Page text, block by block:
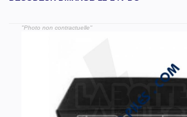
"Photo non contractuelle"